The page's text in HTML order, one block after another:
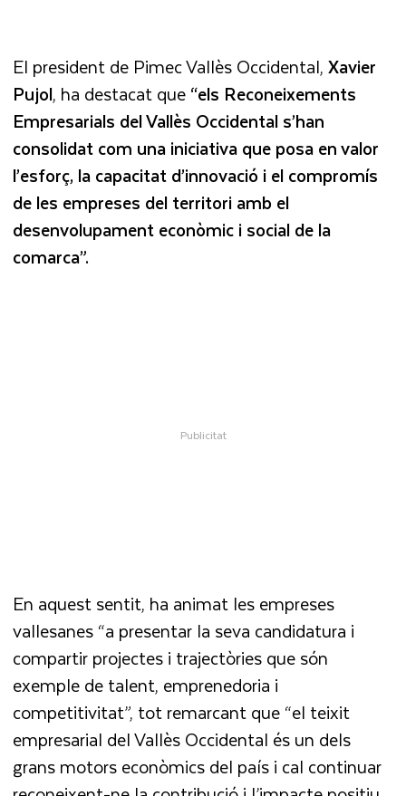
El president de Pimec Vallès Occidental,Xavier
Pujol, ha destacat que“els Reconeixements
Empresarials del Vallès Occidental s’han
consolidat com una iniciativa que posa en valor
l’esforç, la capacitat d’innovació i el compromís
de les empreses del territori amb el
desenvolupament econòmic i social de la
comarca”.
En aquest sentit, ha animat les empreses
vallesanes “a presentar la seva candidatura i
compartir projectes i trajectòries que són
exemple de talent, emprenedoria i
competitivitat”, tot remarcant que “el teixit
empresarial del Vallès Occidental és un dels
grans motors econòmics del país i cal continuar